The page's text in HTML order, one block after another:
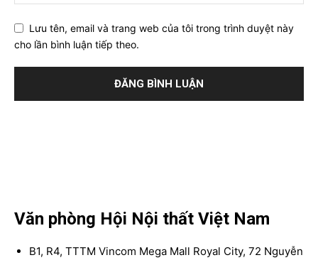
Lưu tên, email và trang web của tôi trong trình duyệt này
cho lần bình luận tiếp theo.
Văn phòng Hội Nội thất Việt Nam
B1, R4, TTTM Vincom Mega Mall Royal City, 72 Nguyễn